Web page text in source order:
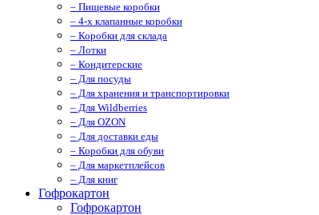
– Пищевые коробки
– 4-х клапанные коробки
– Коробки для склада
– Лотки
– Кондитерские
– Для посуды
– Для хранения и транспортировки
– Для Wildberries
– Для OZON
– Для доставки еды
– Коробки для обуви
– Для маркетплейсов
– Для книг
Гофрокартон
Гофрокартон